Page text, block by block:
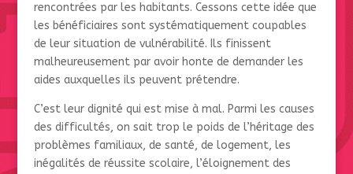
rencontrées par les habitants. Cessons cette idée que
les bénéficiaires sont systématiquement coupables
de leur situation de vulnérabilité. Ils finissent
malheureusement par avoir honte de demander les
aides auxquelles ils peuvent prétendre.
C’est leur dignité qui est mise à mal. Parmi les causes
des difficultés, on sait trop le poids de l’héritage des
problèmes familiaux, de santé, de logement, les
inégalités de réussite scolaire, l’éloignement des